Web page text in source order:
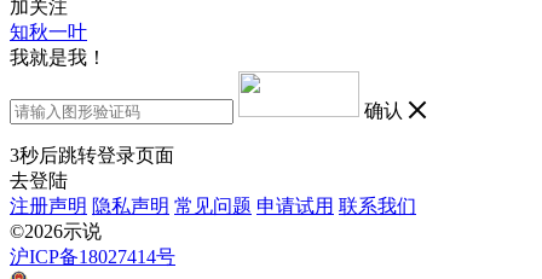
加关注
知秋一叶
我就是我！
确认
3秒后跳转登录页面
去登陆
注册声明 隐私声明 常见问题 申请试用 联系我们
©2026示说
沪ICP备18027414号